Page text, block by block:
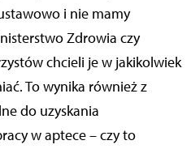
i nie mamy
Zdrowia czy
chcieli je w jakikolwiek
To wynika również z
do uzyskania
w aptece – czy to